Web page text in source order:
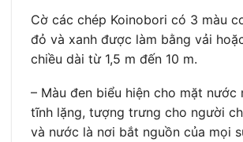
Cờ các chép Koinobori có 3 màu
đỏ và xanh được làm bằng vải
chiều dài từ 1,5 m đến 10 m.
– Màu đen biểu hiện cho mặt nước
tĩnh lặng, tượng trưng cho người
và nước là nơi bắt nguồn của mọi